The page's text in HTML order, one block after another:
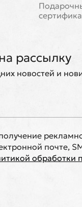
рассылку
новостей и
почте,
обработки